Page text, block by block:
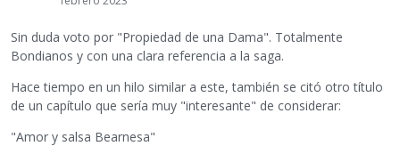
Sin duda voto por "Propiedad de una Dama". Totalmente
Bondianos y con una clara referencia a la saga.
Hace tiempo en un hilo similar a este, también se citó otro título
de un capítulo que sería muy "interesante" de considerar:
"Amor y salsa Bearnesa"